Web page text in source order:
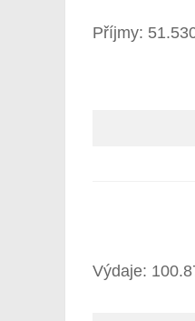
Příjmy:
Výdaje: